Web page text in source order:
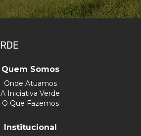
Quem Somos
Onde Atuamos
A Iniciativa Verde
O Que Fazemos
Institucional